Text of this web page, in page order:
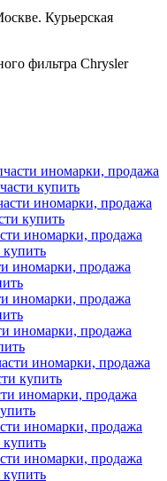
Курьерская
фильтра Chrysler